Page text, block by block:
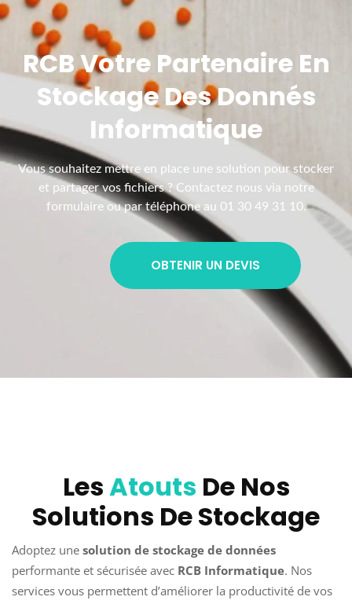
RCB Votre Partenaire En
Stockage Des Donnés
Informatique
Vous souhaitez mettre en place une solution pour stocker
et partager vos fichiers ? Contactez nous via notre
formulaire ou par téléphone au 01 30 49 31 10.
OBTENIR UN DEVIS
LesAtouts De Nos
Solutions De Stockage
Adoptez une solution de stockage de données
performante et sécurisée avec RCB Informatique. Nos
services vous permettent d’améliorer la productivité de vos